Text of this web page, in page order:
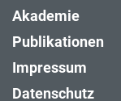
Akademie
Publikationen
Impressum
Datenschutz